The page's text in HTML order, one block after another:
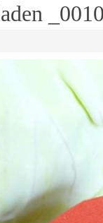
_0010